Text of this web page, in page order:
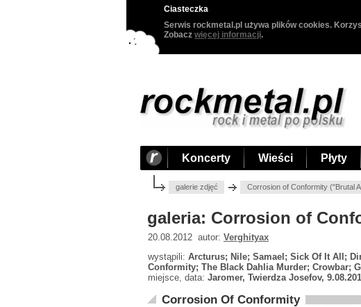
Ciasteczka
Serwis rockmetal.pl używa plików cookies.
Zobacz więcej informacji.
Koncerty Wieści Płyty
galerie zdjęć Corrosion of Conformity ("Brutal
galeria: Corrosion of
20.08.2012 autor: Verghityax
wystąpili: Arcturus; Nile; Samael; Sick Of It All;
Conformity; The Black Dahlia Murder; Crowbar;
miejsce, data: Jaromer, Twierdza Josefov,
Corrosion Of Conformity